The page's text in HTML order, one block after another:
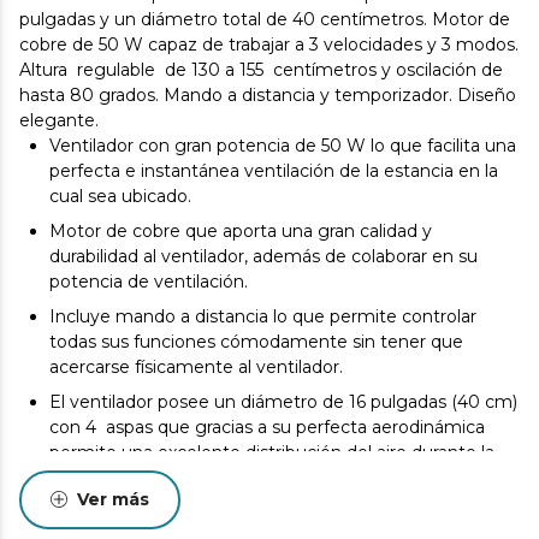
pulgadas y un diámetro total de 40 centímetros. Motor de
cobre de 50 W capaz de trabajar a 3 velocidades y 3 modos.
Altura regulable de 130 a 155 centímetros y oscilación de
hasta 80 grados. Mando a distancia y temporizador. Diseño
elegante.
Ventilador con gran potencia de 50 W lo que facilita una
perfecta e instantánea ventilación de la estancia en la
cual sea ubicado.
Motor de cobre que aporta una gran calidad y
durabilidad al ventilador, además de colaborar en su
potencia de ventilación.
Incluye mando a distancia lo que permite controlar
todas sus funciones cómodamente sin tener que
acercarse físicamente al ventilador.
El ventilador posee un diámetro de 16 pulgadas (40 cm)
con 4 aspas que gracias a su perfecta aerodinámica
permite una excelente distribución del aire durante la
ventilación.
El ventilador cuenta con 3 velocidades y 3 modos de
Ver más